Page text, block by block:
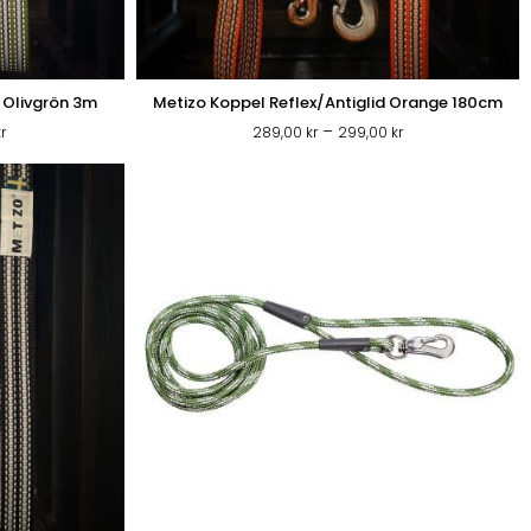
SOVPLATS
3m
Prisintervall:
till
349,00 kr
Metizo Koppel Reflex/Antiglid Orange 180cm
289,00 kr – 299,00 krPrisintervall: